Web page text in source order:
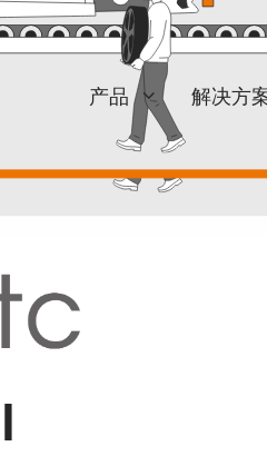
产品 解决方